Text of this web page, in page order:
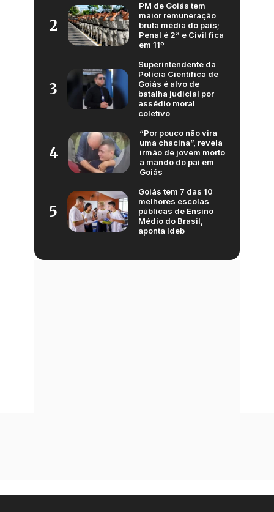
2
PM de Goiás tem
maior remuneração
bruta média do país;
Penal é 2ª e Civil fica
em 11º
3
Superintendente da
Polícia Científica de
Goiás é alvo de
batalha judicial por
assédio moral
coletivo
4
“Por pouco não vira
uma chacina”, revela
irmão de jovem morto
a mando do pai em
Goiás
5
Goiás tem 7 das 10
melhores escolas
públicas de Ensino
Médio do Brasil,
aponta Ideb